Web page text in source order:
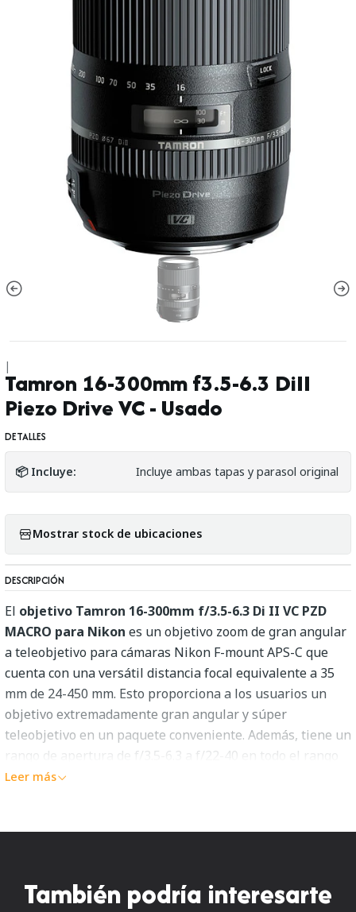
|
Tamron 16-300mm f3.5-6.3 DiII
Piezo Drive VC - Usado
DETALLES
📦 Incluye: Incluye ambas tapas y parasol original
Mostrar stock de ubicaciones
DESCRIPCIÓN
El objetivo Tamron 16-300mm f/3.5-6.3 Di II VC PZD
MACRO para Nikon es un objetivo zoom de gran angular
a teleobjetivo para cámaras Nikon F-mount APS-C que
cuenta con una versátil distancia focal equivalente a 35
mm de 24-450 mm. Esto proporciona a los usuarios un
objetivo extremadamente gran angular y súper
teleobjetivo en un paquete conveniente. Además, tiene un
rango de apertura de f/3.5-6.3 a f/22-40 en todo el rango
de zoom.
decentes con una relación de reproducción de 1:2,9
calidad de imagen, se utilizan numerosos elementos de
Leer más
También podría interesarte